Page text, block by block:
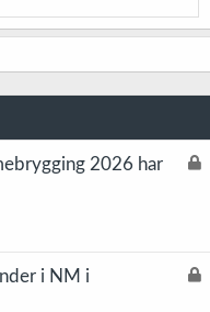
L
2026 har
L
i NM i